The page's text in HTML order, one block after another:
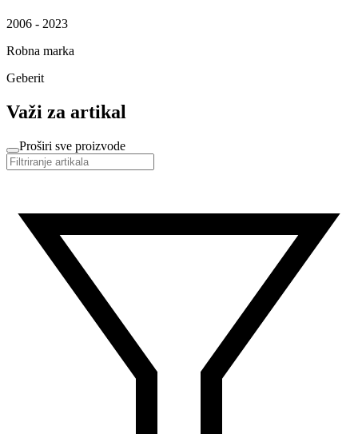
2006 - 2023
Robna marka
Geberit
Važi za artikal
Proširi sve proizvode